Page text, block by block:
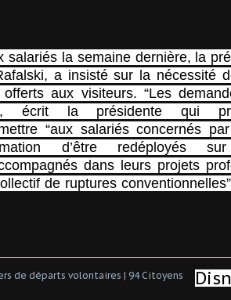
salariés la semaine dernière, la
a insisté sur la nécessité
aux visiteurs. “Les
écrit la présidente qui
“aux salariés concernés
d’être redéployés sur
dans leurs projets
de ruptures